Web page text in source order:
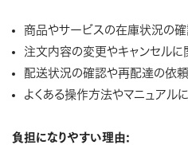
商品やサービスの在庫状況の
注文内容の変更やキャンセルに
配送状況の確認や再配達の依頼
よくある操作方法やマニュアル
負担になりやすい理由: